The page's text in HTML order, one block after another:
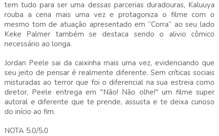
tem tudo para ser uma dessas parcerias duradouras, Kaluuya
rouba a cena mais uma vez e protagoniza o filme com o
mesmo tom de atuação apresentado em “Corra” ao seu lado
Keke Palmer também se destaca sendo o alivio cômico
necessário ao longa.
Jordan Peele sai da caixinha mais uma vez, evidenciando que
seu jeito de pensar é realmente diferente. Sem críticas sociais
misturadas ao terror que foi o diferencial na sua estreia como
diretor, Peele entrega em "Não! Não olhe!" um filme super
autoral e diferente que te prende, assusta e te deixa curioso
do início ao fim.
NOTA 5.0/5.0